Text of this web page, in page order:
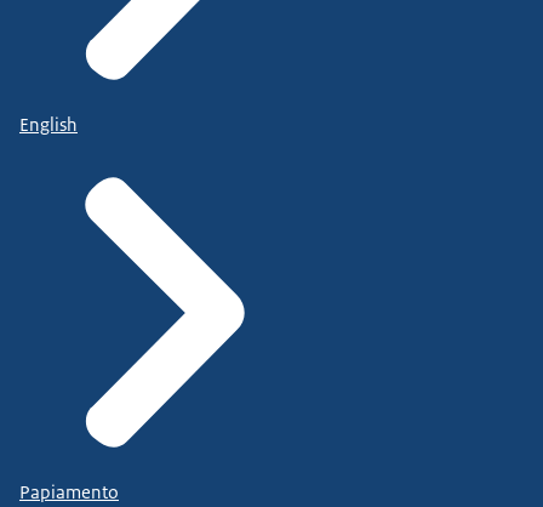
English
Papiamento